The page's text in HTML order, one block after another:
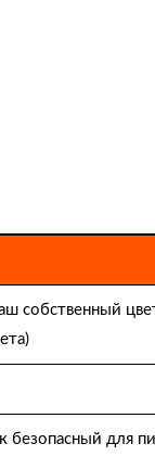
собственный
безопасный для